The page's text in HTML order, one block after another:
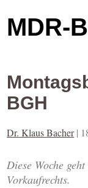
MDR-
BGH
Dr. Klaus Bacher |
Diese Woche
Vorkaufrechts.